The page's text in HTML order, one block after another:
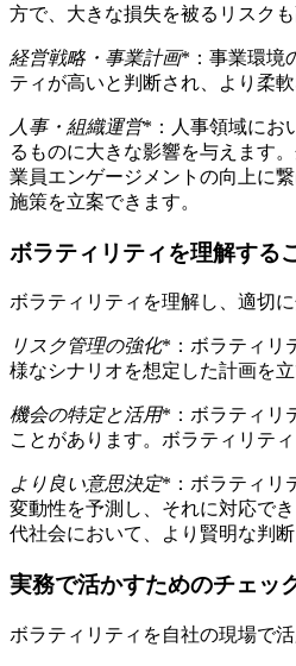
方で、大きな損失を被るリスク
経営戦略・事業計画*：事業環境
ティが高いと判断され、より柔
人事・組織運営*：人事領域にお
るものに大きな影響を与えます
業員エンゲージメントの向上に
施策を立案できます。
ボラティリティを理解する
ボラティリティを理解し、適切
リスク管理の強化*：ボラティリ
様なシナリオを想定した計画を
機会の特定と活用*：ボラティリ
ことがあります。ボラティリテ
より良い意思決定*：ボラティリ
変動性を予測し、それに対応で
代社会において、より賢明な判
実務で活かすためのチェッ
ボラティリティを自社の現場で